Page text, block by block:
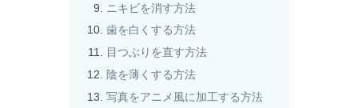
ニキビを消す方法
歯を白くする方法
目つぶりを直す方法
陰を薄くする方法
写真をアニメ風に加工する方法